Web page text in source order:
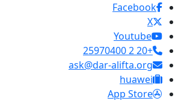
Facebook
X
Youtube
+20 2 25970400
ask@dar-alifta.org
huawei
App Store